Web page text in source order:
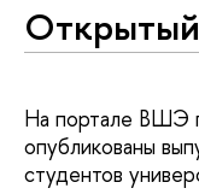
На портале ВШЭ
опубликованы
студентов